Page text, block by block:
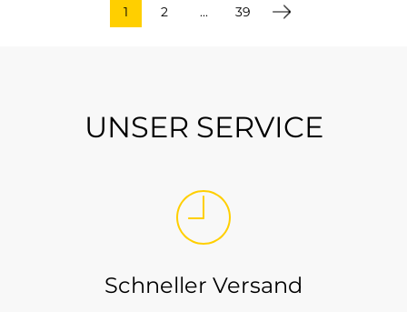
1 2 ... 39
UNSER SERVICE
Schneller Versand